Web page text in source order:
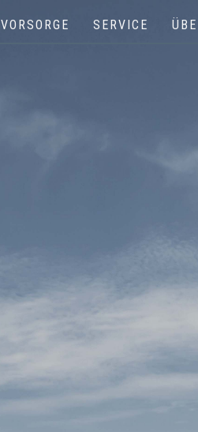
VORSORGE SERVICE